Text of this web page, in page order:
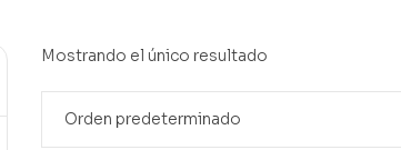
Mostrando el único resultado